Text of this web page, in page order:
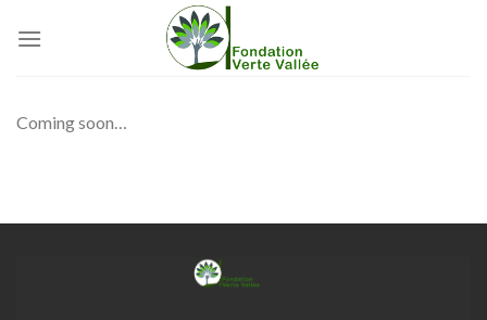
Coming soon…